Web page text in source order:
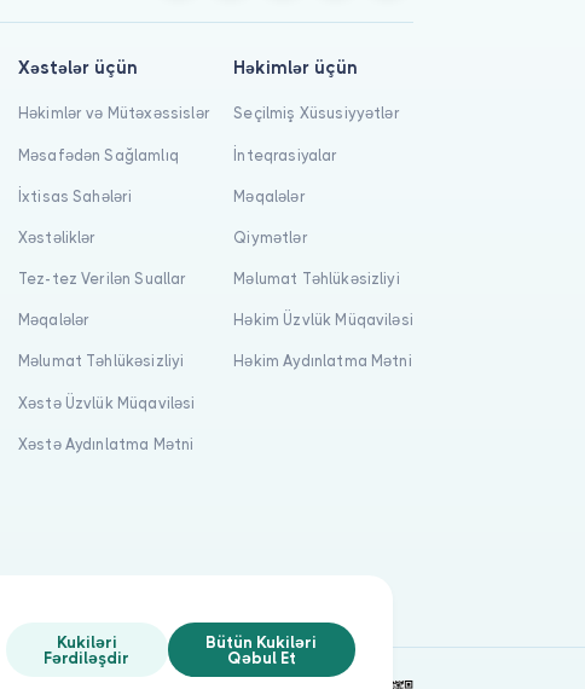
Kukiləri
Fərdiləşdir
Bütün Kukiləri
Qəbul Et
Xəstələr üçün
Həkimlər və Mütəxəssislər
Məsafədən Sağlamlıq
İxtisas Sahələri
Xəstəliklər
Tez-tez Verilən Suallar
Məqalələr
Məlumat Təhlükəsizliyi
Xəstə Üzvlük Müqaviləsi
Xəstə Aydınlatma Mətni
Həkimlər üçün
Seçilmiş Xüsusiyyətlər
İnteqrasiyalar
Məqalələr
Qiymətlər
Məlumat Təhlükəsizliyi
Həkim Üzvlük Müqaviləsi
Həkim Aydınlatma Mətni